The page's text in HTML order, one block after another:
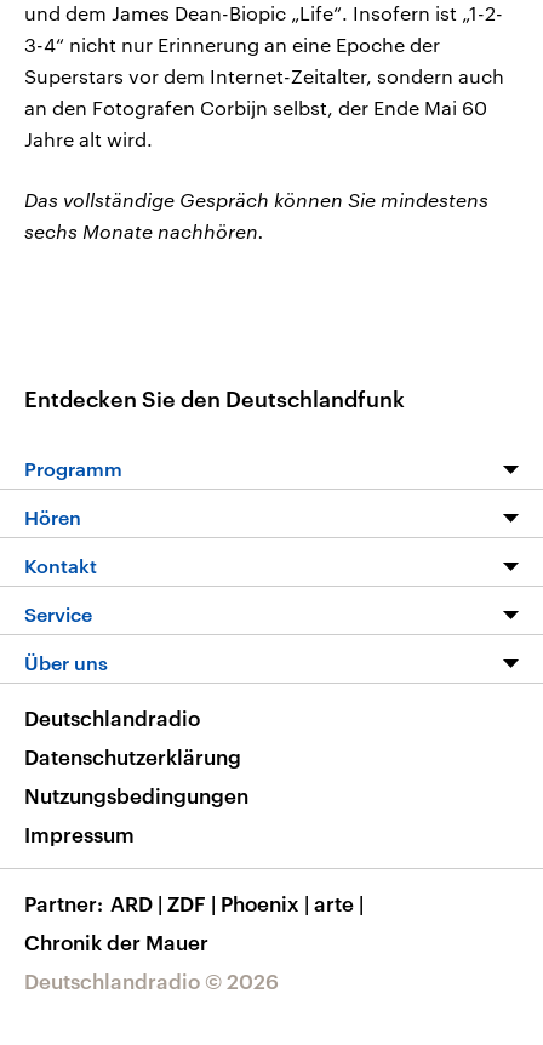
und dem James Dean-Biopic „Life“. Insofern ist „1-2-
3-4“ nicht nur Erinnerung an eine Epoche der
Superstars vor dem Internet-Zeitalter, sondern auch
an den Fotografen Corbijn selbst, der Ende Mai 60
Jahre alt wird.
Das vollständige Gespräch können Sie mindestens
sechs Monate nachhören.
Entdecken Sie den Deutschlandfunk
Programm
Programm
Die Nachrichten
Nachrichtenleicht
Neue Beiträge auf dlf.de
Hören
Livestream
Podcasts
Deutschlandfunk App
Nachrichten App
Frequenzen
Kontakt
Hörerservice
Service
FAQ
Veranstaltungen
Musikliste
RSS
Über uns
Barrierefreiheit
Deutschlandradio © 2026
Deutschlandradio
Datenschutzerklärung
Nutzungsbedingungen
Impressum
Partner ARD | ZDF | Phoenix | arte |
Chronik der Mauer